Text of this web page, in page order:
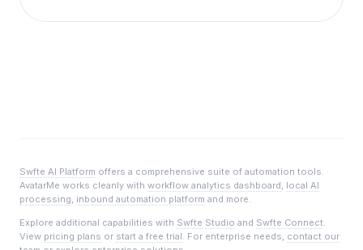
Swfte AI Platform offers a comprehensive suite of automation tools.
AvatarMe works cleanly with workflow analytics dashboard, local AI
processing, inbound automation platform and more.
Explore additional capabilities with Swfte Studio and Swfte Connect.
View pricing plans or start a free trial. For enterprise needs, contact our